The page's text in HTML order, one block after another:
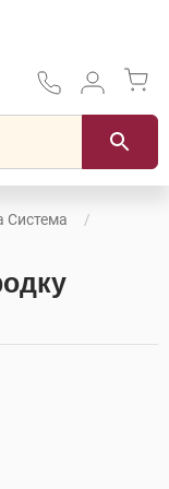
Система